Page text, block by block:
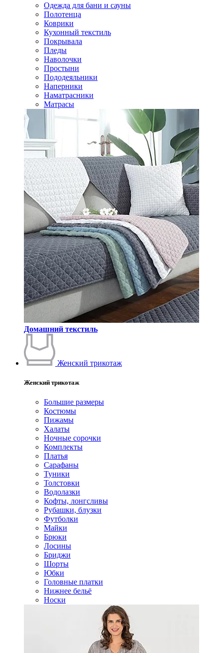
Одежда для бани и сауны
Полотенца
Коврики
Кухонный текстиль
Покрывала
Пледы
Наволочки
Простыни
Пододеяльники
Наперники
Наматрасники
Матрасы
Домашний текстиль
Женский трикотаж
Женский трикотаж
Большие размеры
Костюмы
Пижамы
Халаты
Ночные сорочки
Комплекты
Платья
Сарафаны
Туники
Толстовки
Водолазки
Кофты, лонгсливы
Рубашки, блузки
Футболки
Майки
Брюки
Лосины
Бриджи
Шорты
Юбки
Головные платки
Нижнее бельё
Носки